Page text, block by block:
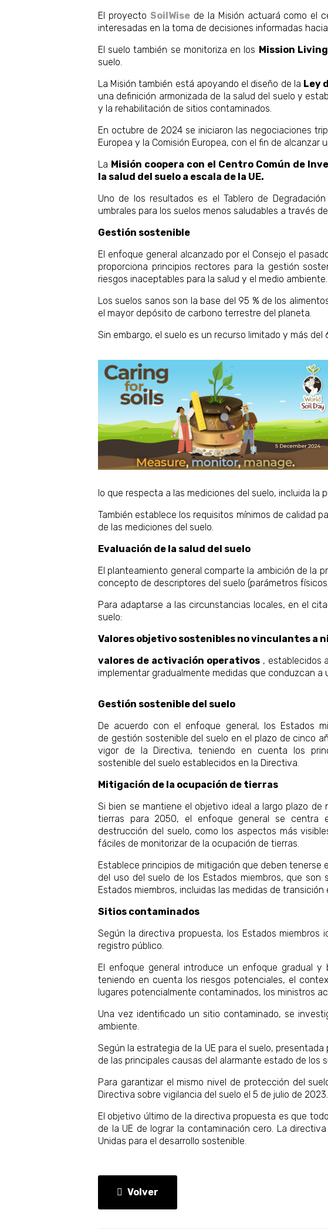
El proyecto SoilWisede la Misión actuará como el
interesadas en la toma de decisiones informadas
El suelo también se monitoriza en los Mission
suelo.
La Misión también está apoyando el diseño de la Ley
una definición armonizada de la salud del suelo y
y la rehabilitación de sitios contaminados.
En octubre de 2024 se iniciaron las negociaciones
Europea y la Comisión Europea, con el fin de
La Misión coopera con el Centro Común de
la salud del suelo a escala de la UE.
Uno de los resultados es el Tablero de
umbrales para los suelos menos saludables a través
Gestión sostenible
El enfoque general alcanzado por el Consejo el
proporciona principios rectores para la gestión
riesgos inaceptables para la salud y el medio ambiente.
Los suelos sanos son la base del 95 % de los
el mayor depósito de carbono terrestre del planeta.
Sin embargo, el suelo es un recurso limitado y más
lo que respecta a las mediciones del suelo, incluida
También establece los requisitos mínimos de calidad
de las mediciones del suelo.
Evaluación de la salud del suelo
El planteamiento general comparte la ambición de la
concepto de descriptores del suelo (parámetros
Para adaptarse a las circunstancias locales, en el
suelo:
Valores objetivo sostenibles no vinculantes a
valores de activación operativos, establecidos
implementar gradualmente medidas que conduzcan a
Gestión sostenible del suelo
De acuerdo con el enfoque general, los Estados
de gestión sostenible del suelo en el plazo de cinco
vigor de la Directiva, teniendo en cuenta los
sostenible del suelo establecidos en la Directiva.
Mitigación de la ocupación de tierras
Si bien se mantiene el objetivo ideal a largo plazo
tierras para 2050, el enfoque general se centra
destrucción del suelo, como los aspectos más
fáciles de monitorizar de la ocupación de tierras.
Establece principios de mitigación que deben tenerse
del uso del suelo de los Estados miembros, que
Estados miembros, incluidas las medidas de
Sitios contaminados
Según la directiva propuesta, los Estados
registro público.
El enfoque general introduce un enfoque gradual y
teniendo en cuenta los riesgos potenciales, el
lugares potencialmente contaminados, los ministros
Una vez identificado un sitio contaminado, se
ambiente.
Según la estrategia de la UE para el suelo,
de las principales causas del alarmante estado de los
Para garantizar el mismo nivel de protección del
Directiva sobre vigilancia del suelo el 5 de julio de 2023.
El objetivo último de la directiva propuesta es que
de la UE de lograr la contaminación cero. La
Unidas para el desarrollo sostenible.
Volver